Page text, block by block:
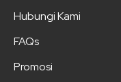
Hubungi Kami
FAQs
Promosi